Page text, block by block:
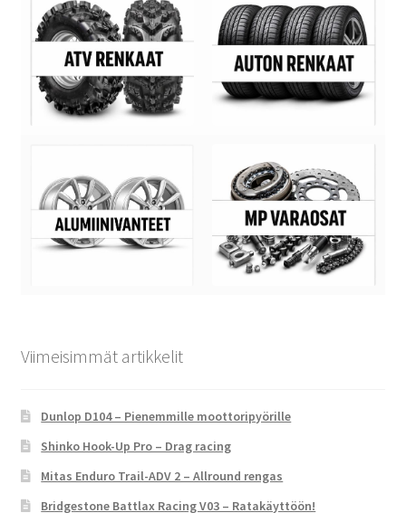
Viimeisimmät artikkelit
Dunlop D104 – Pienemmille moottoripyörille
Shinko Hook-Up Pro – Drag racing
Mitas Enduro Trail-ADV 2 – Allround rengas
Bridgestone Battlax Racing V03 – Ratakäyttöön!